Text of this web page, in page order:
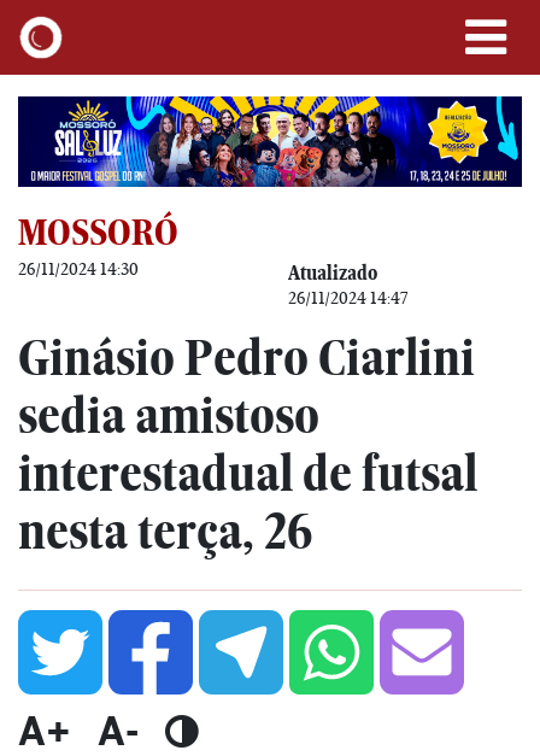
MOSSORÓ
26/11/2024 14:30 Atualizado
26/11/2024 14:47
Ginásio Pedro Ciarlini
sedia amistoso
interestadual de futsal
nesta terça, 26
A+ A-